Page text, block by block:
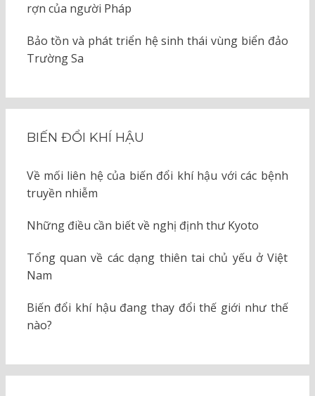
rợn của người Pháp
Bảo tồn và phát triển hệ sinh thái vùng biển đảo
Trường Sa
BIẾN ĐỔI KHÍ HẬU
Về mối liên hệ của biến đổi khí hậu với các bệnh
truyền nhiễm
Những điều cần biết về nghị định thư Kyoto
Tổng quan về các dạng thiên tai chủ yếu ở Việt
Nam
Biến đổi khí hậu đang thay đổi thế giới như thế
nào?